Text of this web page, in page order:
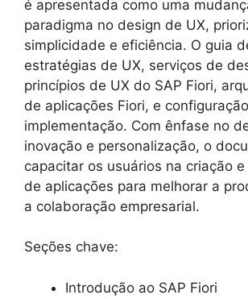
é apresentada como uma
paradigma no design de UX,
simplicidade e eficiência. O guia
estratégias de UX, serviços de
princípios de UX do SAP Fiori,
de aplicações Fiori, e
implementação. Com ênfase no
inovação e personalização, o
capacitar os usuários na criação
de aplicações para melhorar a
a colaboração empresarial.
Seções chave:
Introdução ao SAP Fiori